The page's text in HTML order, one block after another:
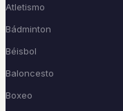
Atletismo
Bádminton
Béisbol
Baloncesto
Boxeo